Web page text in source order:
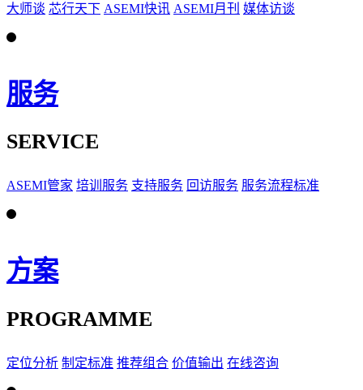
大师谈 芯行天下 ASEMI快讯 ASEMI月刊 媒体访谈
服务
SERVICE
ASEMI管家 培训服务 支持服务 回访服务 服务流程标准
方案
PROGRAMME
定位分析 制定标准 推荐组合 价值输出 在线咨询